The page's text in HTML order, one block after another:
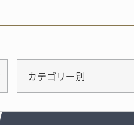
カテゴリー別